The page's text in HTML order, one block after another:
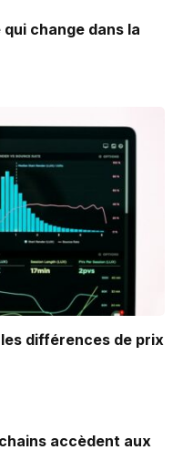
change dans la
différences de prix
accèdent aux